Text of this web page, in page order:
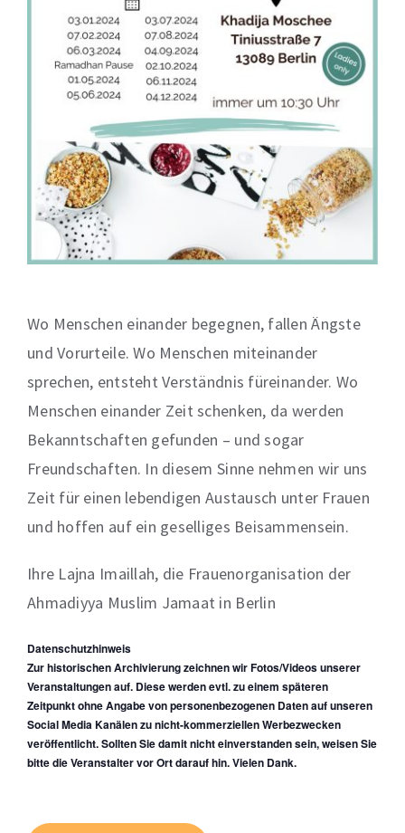
Wo Menschen einander begegnen, fallen Ängste
und Vorurteile. Wo Menschen miteinander
sprechen, entsteht Verständnis füreinander. Wo
Menschen einander Zeit schenken, da werden
Bekanntschaften gefunden – und sogar
Freundschaften. In diesem Sinne nehmen wir uns
Zeit für einen lebendigen Austausch unter Frauen
und hoffen auf ein geselliges Beisammensein.
Ihre Lajna Imaillah, die Frauenorganisation der
Ahmadiyya Muslim Jamaat in Berlin
Datenschutzhinweis
Zur historischen Archivierung zeichnen wir Fotos/Videos unserer
Veranstaltungen auf. Diese werden evtl. zu einem späteren
Zeitpunkt ohne Angabe von personenbezogenen Daten auf unseren
Social Media Kanälen zu nicht-kommerziellen Werbezwecken
veröffentlicht. Sollten Sie damit nicht einverstanden sein, weisen Sie
bitte die Veranstalter vor Ort darauf hin. Vielen Dank.